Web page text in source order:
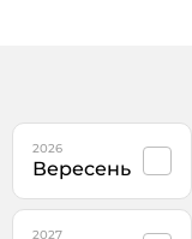
2026
Вересень
2027